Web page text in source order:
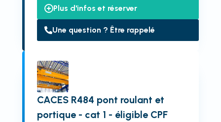
Plus d'infos et réserver
Une question ? Être rappelé
CACES R484 pont roulant et
portique - cat 1 - éligible CPF